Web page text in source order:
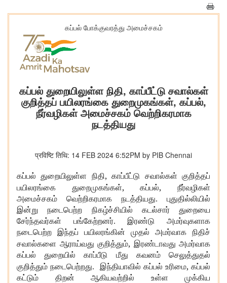
கப்பல் போக்குவரத்து அமைச்சகம்
கப்பல் துறையிலுள்ள நிதி, காப்பீட்டு சவால்கள்
குறித்தப் பயிலரங்கை துறைமுகங்கள், கப்பல்,
நீர்வழிகள் அமைச்சகம் வெற்றிகரமாக
நடத்தியது
प्रविष्टि तिथि: 14 FEB 2024 6:52PM by PIB Chennai
கப்பல் துறையிலுள்ள நிதி,காப்பீட்டு சவால்கள் குறித்தப்
பயிலரங்கை துறைமுகங்கள்,கப்பல்,நீர்வழிகள்
அமைச்சகம் வெற்றிகரமாக நடத்தியது. புதுதில்லியில்
இன்று நடைபெற்ற நிகழ்ச்சியில் கடல்சார் துறையை
சேர்ந்தவர்கள் பங்கேற்றனர். இரண்டு அமர்வுகளாக
நடைபெற்ற இந்தப் பயிலரங்கின் முதல் அமர்வாக நிதிச்
சவால்களை ஆராய்வது குறித்தும், இரண்டாவது அமர்வாக
கப்பல் துறையில் காப்பீடு மீது கவனம் செலுத்துதல்
குறித்தும் நடைபெற்றது. இந்தியாவில் கப்பல் உரிமை,கப்பல்
கட்டும் திறன் ஆகியவற்றில் உள்ள முக்கிய